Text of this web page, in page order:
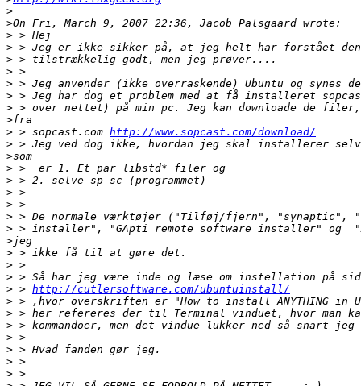
>
>
>
>
>
>
>
>
>
>
> > sopcast.com http://www.sopcast.com/download/
>
>
>
>
>
>
>
>
>
>
>
>
> > http://cutlersoftware.com/ubuntuinstall/
>
>
>
>
>
>
>